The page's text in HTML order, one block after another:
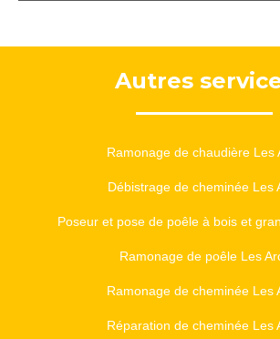
Autres
Ramonage de chaudière Les
Débistrage de cheminée Les
Poseur et pose de poêle à bois et
Ramonage de poêle Les
Ramonage de cheminée Les
Réparation de cheminée Les